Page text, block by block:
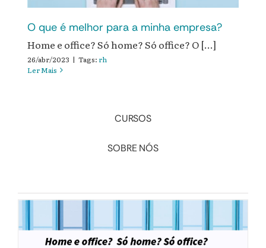
O que é melhor para a minha empresa?
Home e office? Só home? Só office? O [...]
26/abr/2023 | Tags:rh
Ler Mais
CURSOS
SOBRE NÓS